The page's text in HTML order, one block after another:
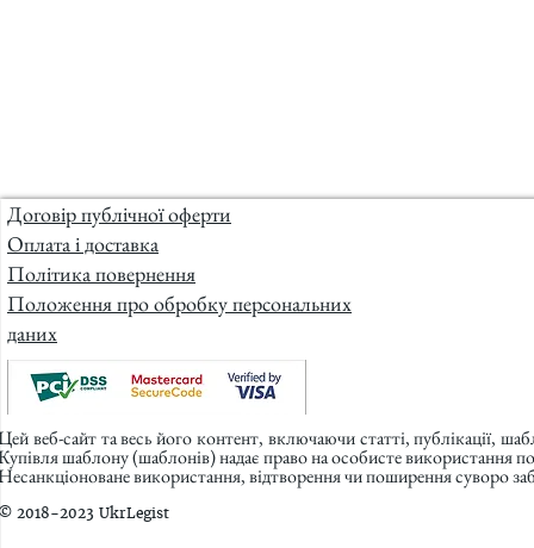
Договір публічної оферти
Оплата і доставка
Політика повернення
Положення про обробку персональних
даних
веб-сайт та весь його контент, включаючи статті, публікації,
шаблону (шаблонів) надає право на особисте використання
використання, відтворення чи поширення суворо
2018-2023 UkrLegist